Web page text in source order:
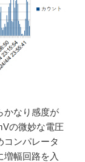
かなり感度が
の微妙な電圧
コンパレータ
増幅回路を入